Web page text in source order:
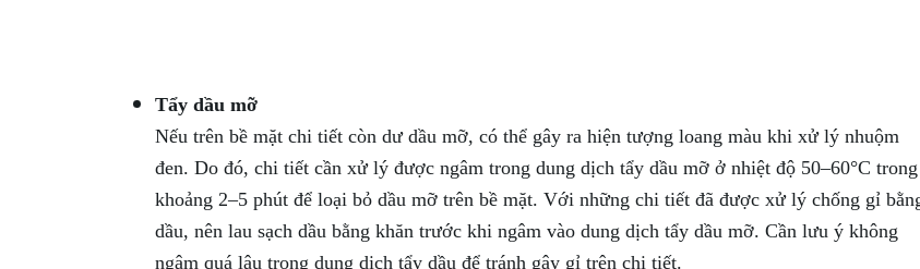
Quy trình xử lý nhuộm đen
Quy trình xử lý nhuộm đen như sau. Thời gian thực hiện khoảng 50 phút, đây là ưu điểm lớn khi so
sánh với các phương pháp xử lý bề mặt khác vì thời gian xử lý ngắn.